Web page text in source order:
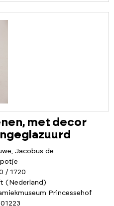
met decor
Jacobus de
/ 1720
(Nederland)
Princessehof